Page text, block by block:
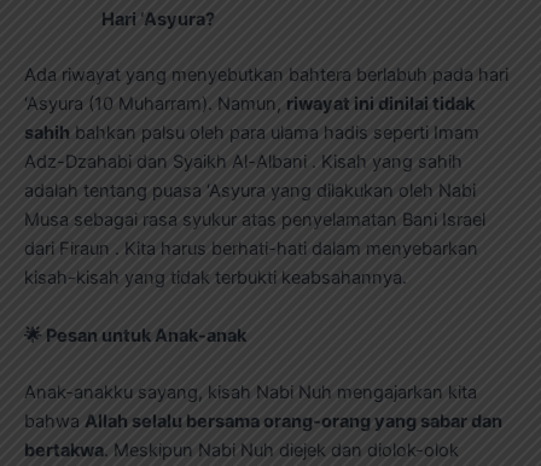
Hari ‘Asyura?
Ada riwayat yang menyebutkan bahtera berlabuh pada hari
‘Asyura (10 Muharram). Namun, riwayat ini dinilai tidak
sahih bahkan palsu oleh para ulama hadis seperti Imam
Adz-Dzahabi dan Syaikh Al-Albani . Kisah yang sahih
adalah tentang puasa ‘Asyura yang dilakukan oleh Nabi
Musa sebagai rasa syukur atas penyelamatan Bani Israel
dari Firaun . Kita harus berhati-hati dalam menyebarkan
kisah-kisah yang tidak terbukti keabsahannya.
🌟 Pesan untuk Anak-anak
Anak-anakku sayang, kisah Nabi Nuh mengajarkan kita
bahwa Allah selalu bersama orang-orang yang sabar dan
bertakwa. Meskipun Nabi Nuh diejek dan diolok-olok